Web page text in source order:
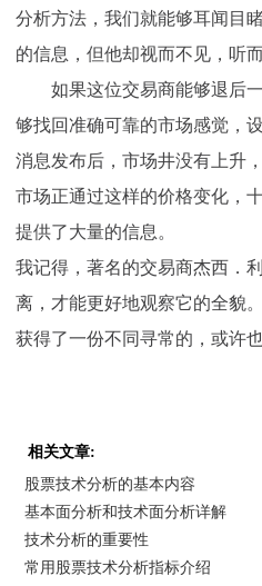
分析方法，我们就能够耳闻目
的信息，但他却视而不见，听而
如果这位交易商能够退后一
够找回准确可靠的市场感觉，
消息发布后，市场井没有上升
市场正通过这样的价格变化，
提供了大量的信息。
我记得，著名的交易商杰西．
离，才能更好地观察它的全貌
获得了一份不同寻常的，或许
相关文章:
股票技术分析的基本内容
基本面分析和技术面分析详解
技术分析的重要性
常用股票技术分析指标介绍